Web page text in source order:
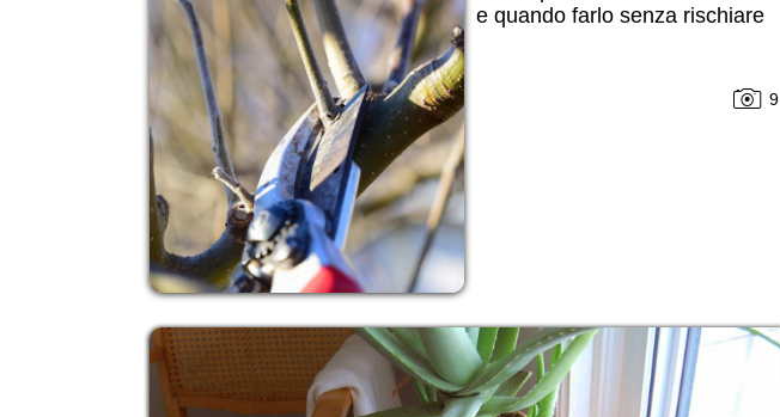
e quando farlo senza rischiare
9